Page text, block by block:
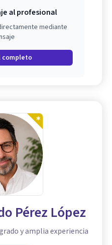
al profesional
mediante
completo
Pérez López
y amplia experiencia